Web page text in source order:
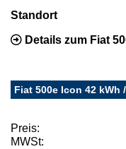
Standort
Details zum Fiat
Fiat 500e Icon 42 kWh
Preis:
MWSt: